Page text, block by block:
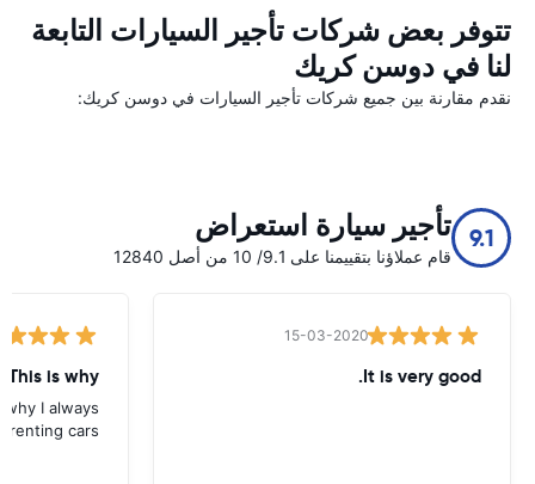
تتوفر بعض شركات تأجير السيارات التابعة
لنا في دوسن كريك
نقدم مقارنة بين جميع شركات تأجير السيارات في دوسن كريك:
9.1 تأجير سيارة استعراض
قام عملاؤنا بتقييمنا على 9.1/ 10 من أصل 12840
15-03-2020
It is very good.
This is why
I always
cars.